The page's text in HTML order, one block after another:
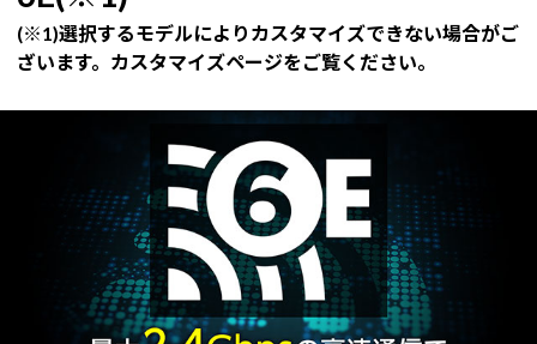
(※1)選択するモデルによりカスタマイズできない場合がご
ざいます。カスタマイズページをご覧ください。